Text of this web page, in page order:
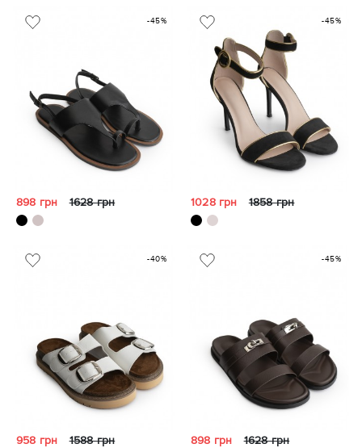
-45%
898 грн 1628 грн
-45%
1028 грн 1858 грн
-40%
958 грн 1588 грн
-45%
898 грн 1628 грн